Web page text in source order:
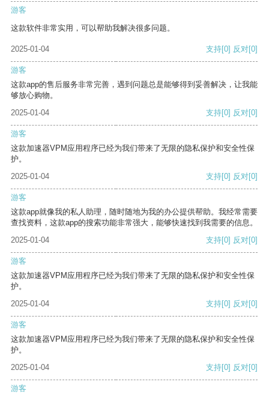
游客
这款软件非常实用，可以帮助我解决很多问题。
2025-01-04 支持[0] 反对[0]
游客
这款app的售后服务非常完善，遇到问题总是能够得到妥善解决，让我能
够放心购物。
2025-01-04
支持[0] 反对[0]
游客
这款加速器VPM应用程序已经为我们带来了无限的隐私保护和安全性保
护。
2025-01-04
支持[0] 反对[0]
游客
这款app就像我的私人助理，随时随地为我的办公提供帮助。我经常需要
查找资料，这款app的搜索功能非常强大，能够快速找到我需要的信息。
2025-01-04
支持[0] 反对[0]
游客
这款加速器VPM应用程序已经为我们带来了无限的隐私保护和安全性保
护。
2025-01-04
支持[0] 反对[0]
游客
这款加速器VPM应用程序已经为我们带来了无限的隐私保护和安全性保
护。
2025-01-04
支持[0] 反对[0]
游客